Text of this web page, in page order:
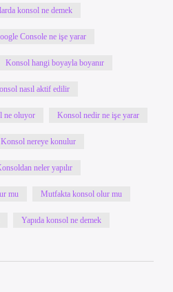
konsol ne demek
Console ne işe yarar
Konsol hangi boyayla boyanır
nasıl aktif edilir
ne oluyor Konsol nedir ne işe yarar
Konsol nereye konulur
neler yapılır
mu Mutfakta konsol olur mu
Yapıda konsol ne demek